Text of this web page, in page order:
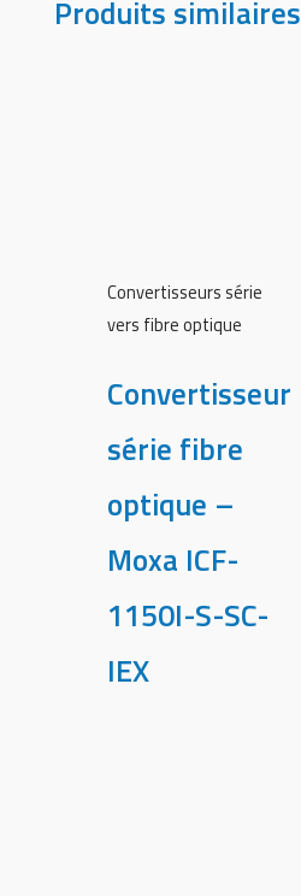
Produits similaires
Convertisseurs série
vers fibre optique
Convertisseur
série fibre
optique –
Moxa ICF-
1150I-S-SC-
IEX